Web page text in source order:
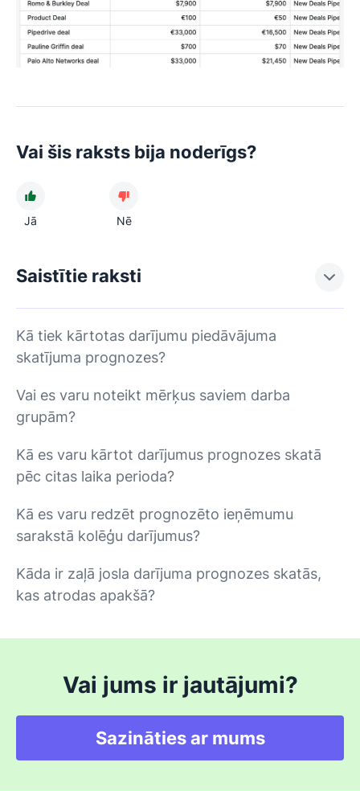
Vai šis raksts bija noderīgs?
Jā Nē
Saistītie raksti
Kā tiek kārtotas darījumu piedāvājuma
skatījuma prognozes?
Vai es varu noteikt mērķus saviem darba
grupām?
Kā es varu kārtot darījumus prognozes skatā
pēc citas laika perioda?
Kā es varu redzēt prognozēto ieņēmumu
sarakstā kolēģu darījumus?
Kāda ir zaļā josla darījuma prognozes skatās,
kas atrodas apakšā?
Vai jums ir jautājumi?
Sazināties ar mums